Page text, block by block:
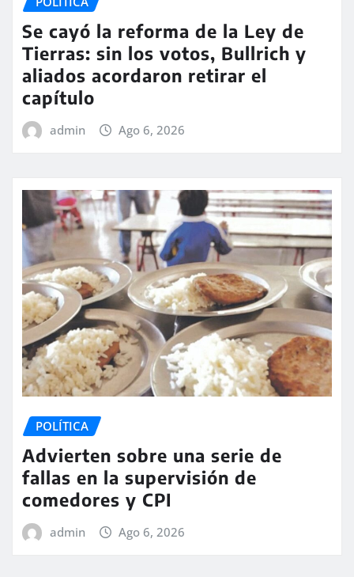
Se cayó la reforma de la Ley de
Tierras: sin los votos, Bullrich y
aliados acordaron retirar el
capítulo
admin Ago 6, 2026
POLÍTICA
Advierten sobre una serie de
fallas en la supervisión de
comedores y CPI
admin Ago 6, 2026